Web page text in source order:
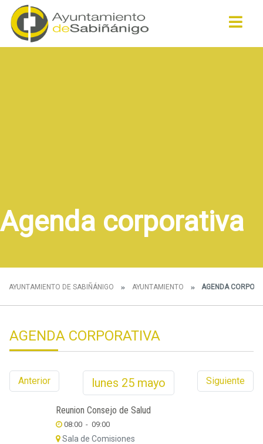
Agenda corporativa
AYUNTAMIENTO DE SABIÑÁNIGO AYUNTAMIENTO AGENDA
AGENDA CORPORATIVA
Anterior lunes 25 mayo Siguiente
Reunion Consejo de Salud
08:00 -09:00
Sala de Comisiones